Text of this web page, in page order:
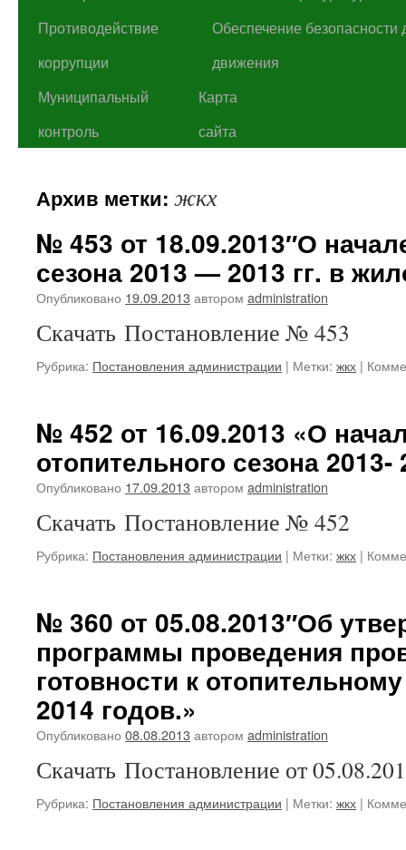
Противодействие
коррупции
Обеспечение безопасности
движения
Муниципальный
контроль
Карта
сайта
Архив метки: жкх
№ 453 от 18.09.2013″О
сезона 2013 — 2013 гг. в
Опубликовано 19.09.2013автором administration
Скачать Постановление № 453
Рубрика: Постановления администрации | Метки: жкх |
№ 452 от 16.09.2013 «О
отопительного сезона 2013-
Опубликовано 17.09.2013автором administration
Скачать Постановление № 452
Рубрика: Постановления администрации | Метки: жкх |
№ 360 от 05.08.2013″Об
программы проведения
готовности к
2014 годов.»
Опубликовано 08.08.2013автором administration
Скачать Постановление от
Рубрика: Постановления администрации | Метки: жкх |